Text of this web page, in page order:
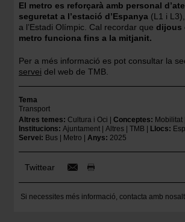
El metro es reforçarà amb personal
seguretat a l’estació d’Espanya (L1 i
a l’Estadi Olímpic. Cal recordar que dijous
metro funciona fins a la mitjanit.
Per a més informació es pot consultar la
servei del web de TMB.
Tema
Transport
Altres temes Cultura i Oci Conceptes Mobilitat
Institucions Ajuntament Altres TMB Llocs
Servei
Bus Metro Anys 2025
Twittear
Si necessites més informació, contacta amb